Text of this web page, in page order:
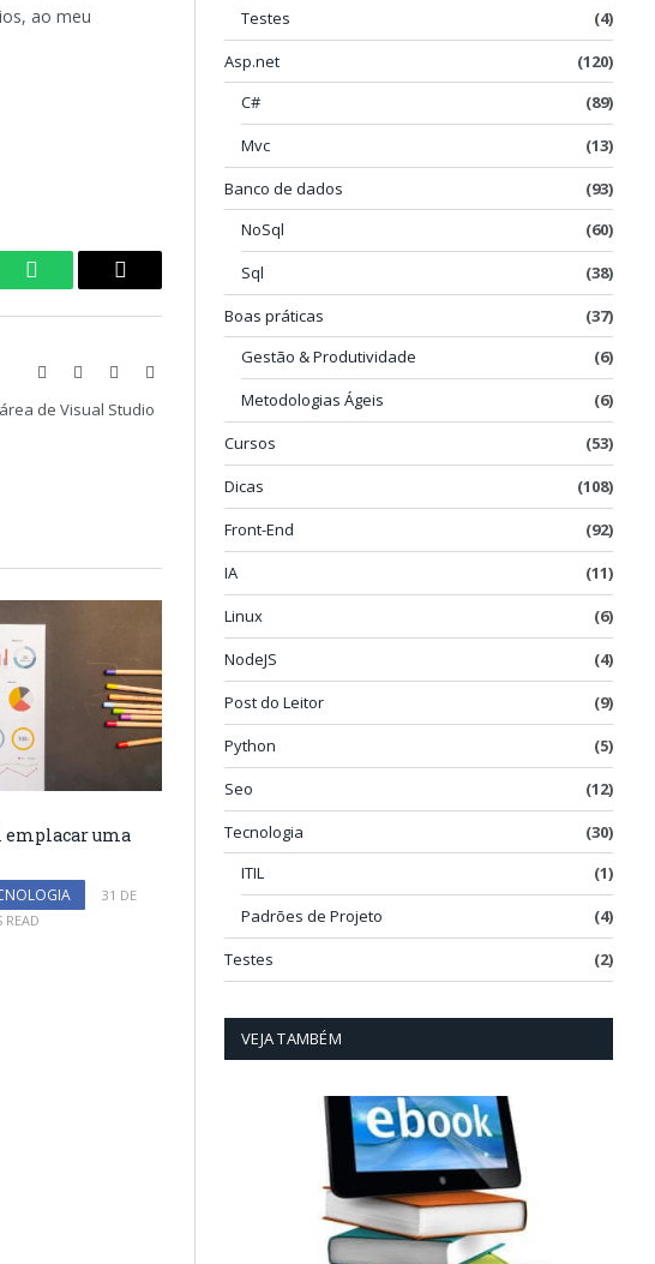
ao meu
WhatsAppCopy
WebsiteFacebook
de Visual Studio
emplacar uma
31 DE
READ
Testes
(4)
Asp.net
(120)
C#
(89)
Mvc
(13)
Banco de dados
(93)
NoSql
(60)
Sql
(38)
Boas práticas
(37)
Gestão & Produtividade
(6)
Metodologias Ágeis
(6)
Cursos
(53)
Dicas
(108)
Front-End
(92)
IA
(11)
Linux
(6)
NodeJS
(4)
Post do Leitor
(9)
Python
(5)
Seo
(12)
Tecnologia
(30)
ITIL
(1)
Padrões de Projeto
(4)
Testes
(2)
VEJA TAMBÉM